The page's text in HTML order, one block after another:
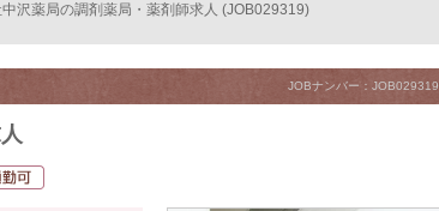
沢薬局の調剤薬局・薬剤師求人 (JOB029319)
JOBナンバー：JOB029319